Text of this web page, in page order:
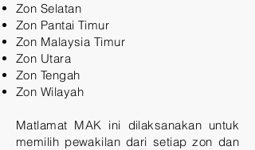
Zon Selatan
Zon Pantai Timur
Zon Malaysia Timur
Zon Utara
Zon Tengah
Zon Wilayah
Matlamat MAK ini dilaksanakan untuk
memilih pewakilan dari setiap zon dan